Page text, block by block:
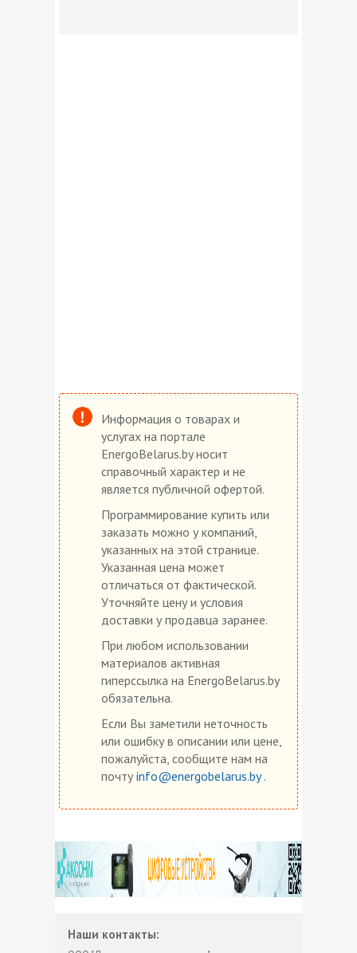
Информация о товарах и
услугах на портале
EnergoBelarus.by носит
справочный характер и не
является публичной офертой.
Программирование купить или
заказать можно у компаний,
указанных на этой странице.
Указанная цена может
отличаться от фактической.
Уточняйте цену и условия
доставки у продавца заранее.
При любом использовании
материалов активная
гиперссылка на EnergoBelarus.by
обязательна.
Если Вы заметили неточность
или ошибку в описании или цене,
пожалуйста, сообщите нам на
почту info@energobelarus.by.
Наши контакты: